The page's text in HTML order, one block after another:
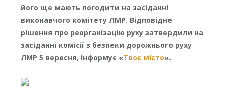
його ще мають погодити на засіданні
виконавчого комітету ЛМР. Відповідне
рішення про реорганізацію руху затвердили на
засіданні комісії з безпеки дорожнього руху
ЛМР 5 вересня, інформує «Твоє місто».